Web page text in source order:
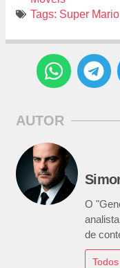
Tags: Super Mario
AUTOR
O
de